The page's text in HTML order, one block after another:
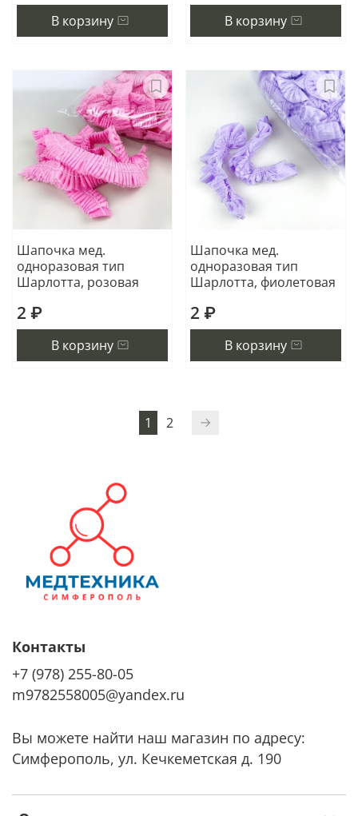
В корзину В корзину
Шапочка мед.
одноразовая тип
Шарлотта, розовая
2 ₽
В корзину
Шапочка мед.
одноразовая тип
Шарлотта, фиолетовая
2 ₽
В корзину
1 2
Контакты
+7 (978) 255-80-05
m9782558005@yandex.ru
Вы можете найти наш магазин по адресу:
Симферополь, ул. Кечкеметская д. 190